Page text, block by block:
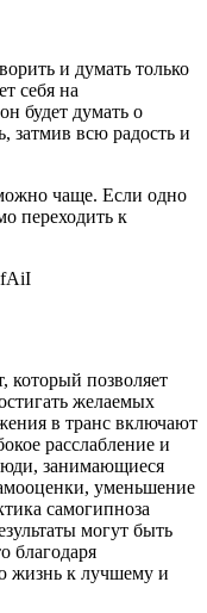
и думать только
себя на
будет думать о
затмив всю радость и
чаще. Если одно
переходить к
позволяет
желаемых
в транс включают
расслабление и
занимающиеся
уменьшение
самогипноза
могут быть
благодаря
жизнь к лучшему и